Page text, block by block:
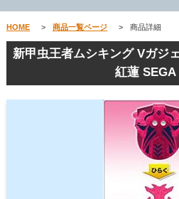
HOME > 商品一覧ページ > 商品詳細
新甲虫王者ムシキング Vガジ
紅蓮 SEGA